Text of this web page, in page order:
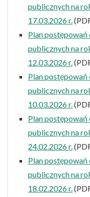
publicznych na
17.03.2026 r.
Plan postępowań
publicznych na
12.03.2026 r.
Plan postępowań
publicznych na
10.03.2026 r.
Plan postępowań
publicznych na
24.02.2026 r.
Plan postępowań
publicznych na
18.02.2026 r.